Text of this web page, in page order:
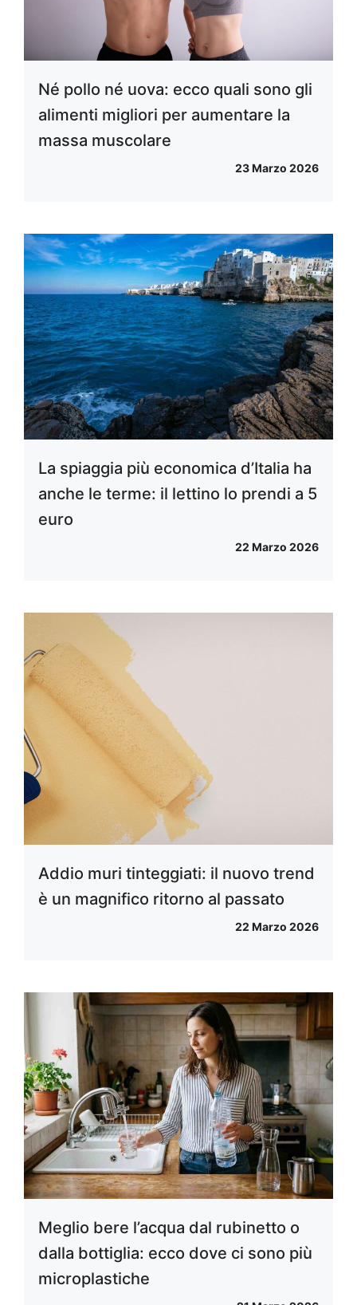
Né pollo né uova: ecco quali sono gli
alimenti migliori per aumentare la
massa muscolare
23 Marzo 2026
La spiaggia più economica d’Italia ha
anche le terme: il lettino lo prendi a 5
euro
22 Marzo 2026
Addio muri tinteggiati: il nuovo trend
è un magnifico ritorno al passato
22 Marzo 2026
Meglio bere l’acqua dal rubinetto o
dalla bottiglia: ecco dove ci sono più
microplastiche